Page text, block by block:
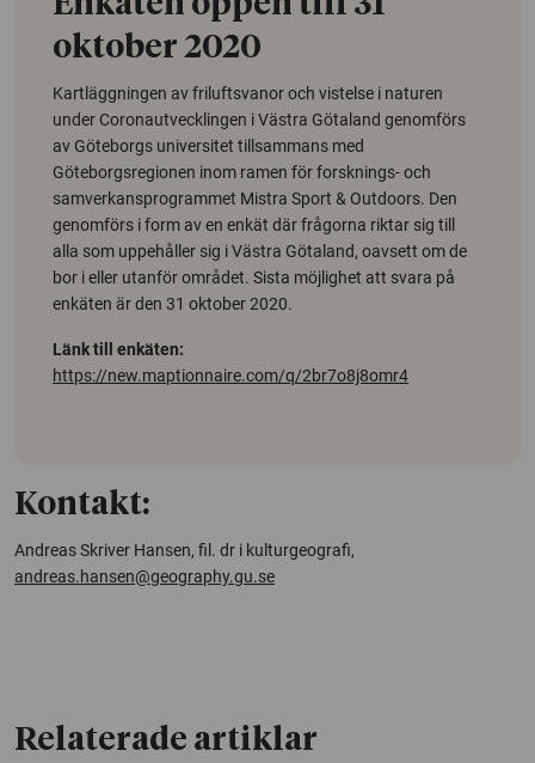
oktober 2020
Kartläggningen av friluftsvanor och vistelse i naturen
under Coronautvecklingen i Västra Götaland genomförs
av Göteborgs universitet tillsammans med
Göteborgsregionen inom ramen för forsknings- och
samverkansprogrammet Mistra Sport & Outdoors. Den
genomförs i form av en enkät där frågorna riktar sig till
alla som uppehåller sig i Västra Götaland, oavsett om de
bor i eller utanför området. Sista möjlighet att svara på
enkäten är den 31 oktober 2020.
Länk till enkäten:
https://new.maptionnaire.com/q/2br7o8j8omr4
Kontakt:
Andreas Skriver Hansen, fil. dr i kulturgeografi,
andreas.hansen@geography.gu.se
Relaterade artiklar